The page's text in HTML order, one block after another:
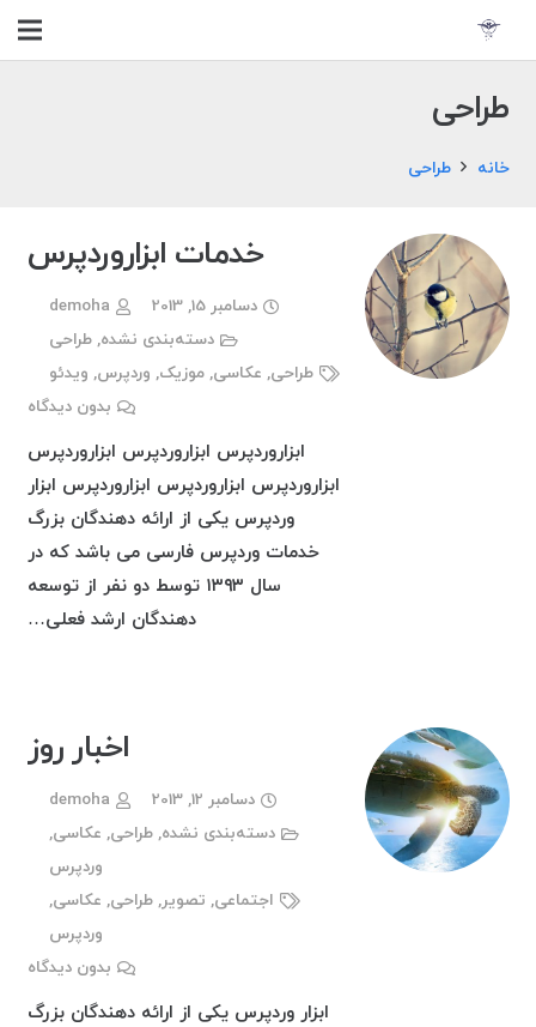
طراحی
خانه طراحی
خدمات ابزاروردپرس
دسامبر 15, 2013
demoha
دسته‌بندی نشده,طراحی
طراحی, عکاسی,موزیک, وردپرس, ویدئو
بدون دیدگاه
ابزاروردپرس ابزاروردپرس ابزاروردپرس
ابزاروردپرس ابزاروردپرس ابزاروردپرس ابزار
وردپرس یکی از ارائه دهندگان بزرگ
خدمات وردپرس فارسی می باشد که در
سال ۱۳۹۳ توسط دو نفر از توسعه
دهندگان ارشد فعلی…
اخبار روز
دسامبر 12, 2013
demoha
دسته‌بندی نشده,طراحی, عکاسی,
وردپرس
اجتماعی, تصویر,طراحی, عکاسی,
وردپرس
بدون دیدگاه
ابزار وردپرس یکی از ارائه دهندگان بزرگ